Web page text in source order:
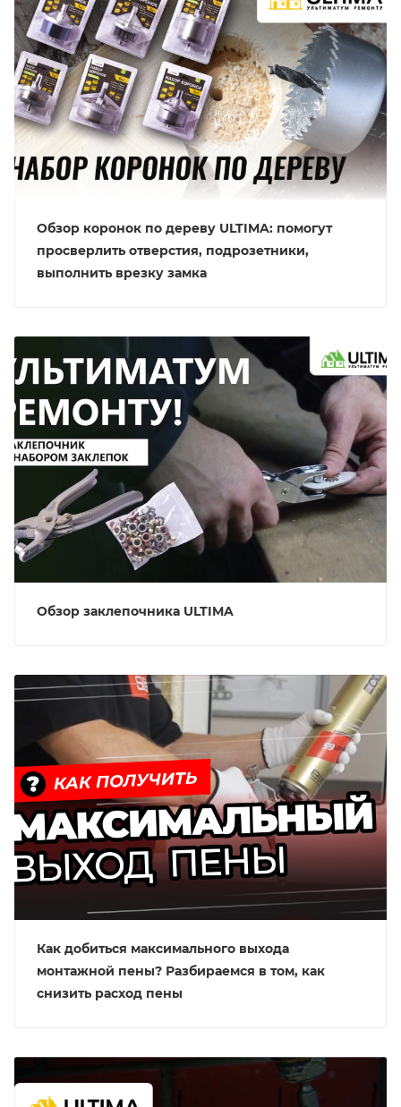
Обзор коронок по дереву ULTIMA: помогут
просверлить отверстия, подрозетники,
выполнить врезку замка
Обзор заклепочника ULTIMA
Как добиться максимального выхода
монтажной пены? Разбираемся в том, как
снизить расход пены